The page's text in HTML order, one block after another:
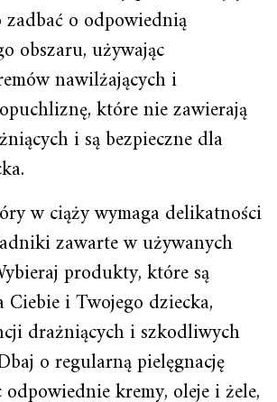
o odpowiednią
obszaru, używając
nawilżających i
które nie zawierają
i są bezpieczne dla
w ciąży wymaga delikatności
zawarte w używanych
produkty, które są
Ciebie i Twojego dziecka,
drażniących i szkodliwych
o regularną pielęgnację
kremy, oleje i żele,